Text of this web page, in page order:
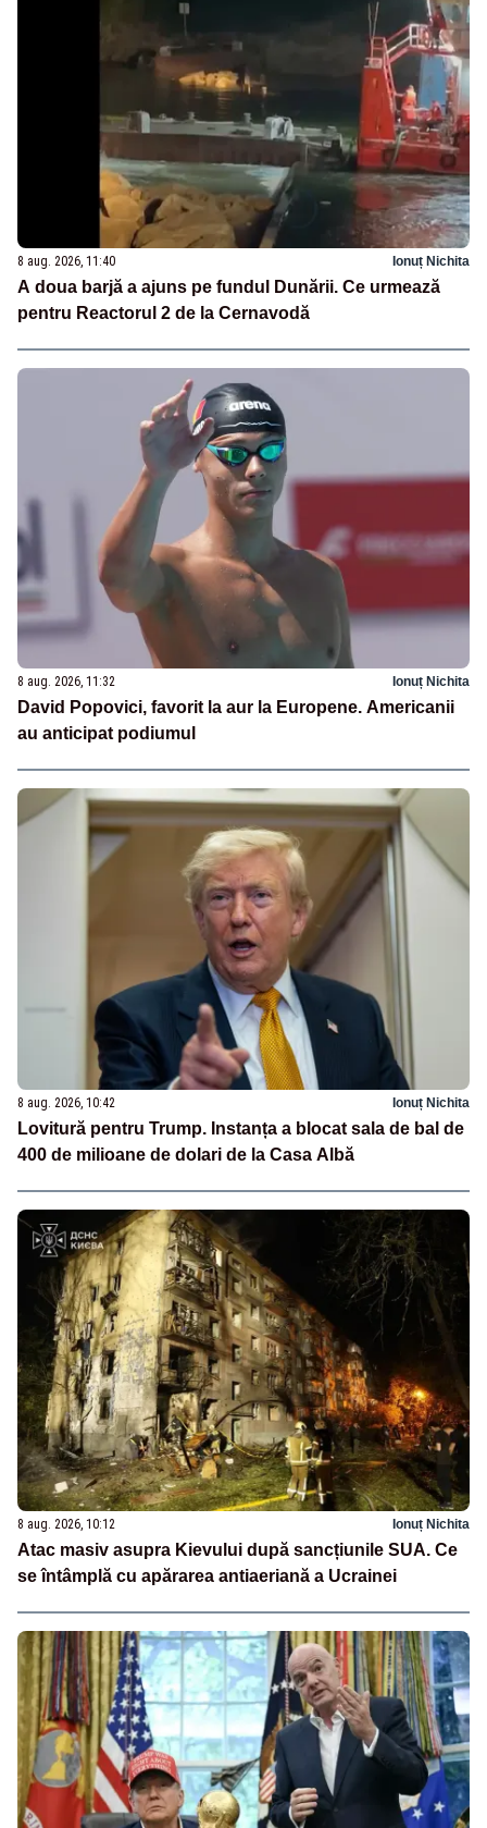
8 aug. 2026, 11:40 Ionuț Nichita
A doua barjă a ajuns pe fundul Dunării. Ce urmează
pentru Reactorul 2 de la Cernavodă
8 aug. 2026, 11:32 Ionuț Nichita
David Popovici, favorit la aur la Europene. Americanii
au anticipat podiumul
8 aug. 2026, 10:42 Ionuț Nichita
Lovitură pentru Trump. Instanța a blocat sala de bal de
400 de milioane de dolari de la Casa Albă
8 aug. 2026, 10:12 Ionuț Nichita
Atac masiv asupra Kievului după sancțiunile SUA. Ce
se întâmplă cu apărarea antiaeriană a Ucrainei